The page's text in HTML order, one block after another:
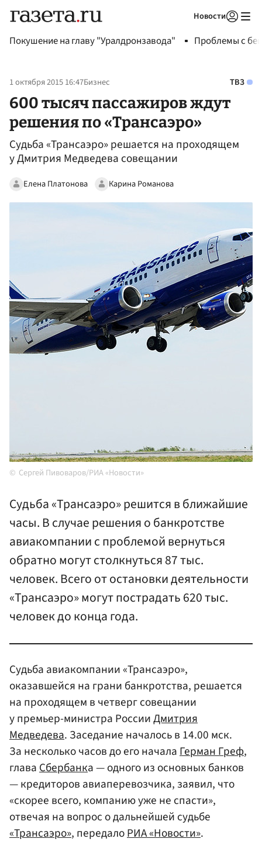
Новости
Покушение на главу "Уралдронзавода" Проблемы с
1 октября 2015 16:47Бизнес ТВЗ
600 тысяч пассажиров ждут
решения по «Трансаэро»
Судьба «Трансаэро» решается на проходящем
у Дмитрия Медведева совещании
Елена Платонова Карина Романова
Сергей Пивоваров/РИА «Новости»
Судьба «Трансаэро» решится в ближайшие
часы. В случае решения о банкротстве
авиакомпании с проблемой вернуться
обратно могут столкнуться 87 тыс.
человек. Всего от остановки деятельности
«Трансаэро» могут пострадать 620 тыс.
человек до конца года.
Судьба авиакомпании «Трансаэро»,
оказавшейся на грани банкротства, решается
на проходящем в четверг совещании
у премьер-министра РоссииДмитрия
Медведева. Заседание началось в 14.00 мск.
За несколько часов до его началаГерман Греф,
главаСбербанка — одного из основных банков
— кредиторов авиаперевозчика, заявил, что
«скорее всего, компанию уже не спасти»,
отвечая на вопрос о дальнейшей судьбе
«Трансаэро», передалоРИА «Новости».